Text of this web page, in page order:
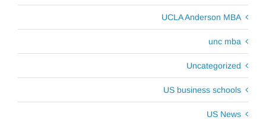
UCLA Anderson MBA
unc mba
Uncategorized
US business schools
US News